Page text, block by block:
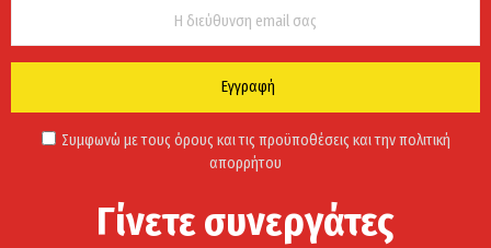
Εγγραφή
Συμφωνώ με τους όρους και τις προϋποθέσεις και την πολιτική
απορρήτου
Γίνετε συνεργάτες